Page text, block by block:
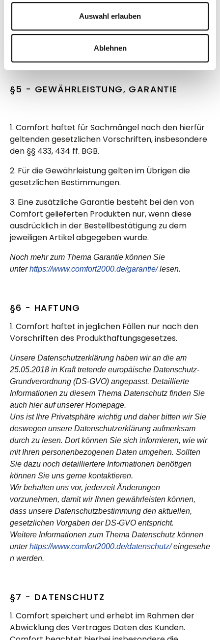
Auswahl erlauben
Ablehnen
7. Reklamieren Sie bitte offensichtliche
Transportschäden direkt nach Anlieferung beim
Zusteller und nehmen Sie dann schnellstmöglich
mit uns Kontakt auf. Bilder des Transportschadens
helfen uns direkt bei der Reklamation weiter.
§5 - GEWÄHRLEISTUNG, GARANTIE
1. Comfort haftet für Sachmängel nach den hierfür
geltenden gesetzlichen Vorschriften, insbesondere
den §§ 433, 434 ff. BGB.
2. Für die Gewährleistung gelten im Übrigen die
gesetzlichen Bestimmungen.
3. Eine zusätzliche Garantie besteht bei den von
Comfort gelieferten Produkten nur, wenn diese
ausdrücklich in der Bestellbestätigung zu dem
jeweiligen Artikel abgegeben wurde.
Noch mehr zum Thema Garantie können Sie
unterhttps://www.comfort2000.de/garantie/lesen.
§6 - HAFTUNG
1. Comfort haftet in jeglichen Fällen nur nach den
Vorschriften des Produkthaftungsgesetzes.
Unsere Datenschutzerklärung haben wir an die am
25.05.2018 in Kraft tretende europäische Datenschutz-
Grundverordnung (DS-GVO) angepasst. Detaillierte
Informationen zu diesem Thema Datenschutz finden Sie
auch hier auf unserer Homepage.
Uns ist Ihre Privatsphäre wichtig und daher bitten wir Sie
deswegen unsere Datenschutzerklärung aufmerksam
durch zu lesen. Dort können Sie sich informieren, wie wir
mit Ihren personenbezogenen Daten umgehen. Sollten
Sie dazu noch detailliertere Informationen benötigen
können Sie uns gerne kontaktieren.
Wir behalten uns vor, jederzeit Änderungen
vorzunehmen, damit wir Ihnen gewährleisten können,
dass unsere Datenschutzbestimmung den aktuellen,
gesetzlichen Vorgaben der DS-GVO entspricht.
Weitere Informationen zum Thema Datenschutz können
unterhttps://www.comfort2000.de/datenschutz/eingesehe
n werden.
§7 - DATENSCHUTZ
1. Comfort speichert und erhebt im Rahmen der
Abwicklung des Vertrages Daten des Kunden.